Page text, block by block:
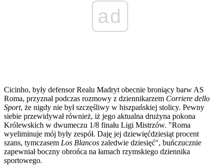
ad
Cicinho, były defensor Realu Madryt obecnie broniący barw AS
Roma, przyznał podczas rozmowy z dziennikarzem Corriere dello
Sport, że nigdy nie był szczęśliwy w hiszpańskiej stolicy. Pewny
siebie przewidywał również, iż jego aktualna drużyna pokona
Królewskich w dwumeczu 1/8 finału Ligi Mistrzów. "Roma
wyeliminuje mój były zespół. Daję jej dziewięćdziesiąt procent
szans, tymczasem Los Blancos zaledwie dziesięć", buńczucznie
zapewniał boczny obrońca na łamach rzymskiego dziennika
sportowego.